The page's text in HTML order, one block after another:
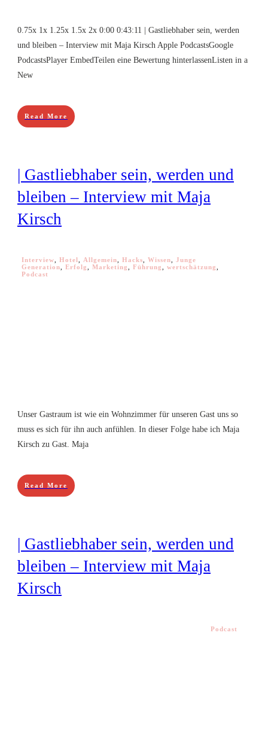
0.75x 1x 1.25x 1.5x 2x 0:00 0:43:11 | Gastliebhaber sein, werden
und bleiben – Interview mit Maja Kirsch Apple PodcastsGoogle
PodcastsPlayer EmbedTeilen eine Bewertung hinterlassenListen in a
New
Read More
| Gastliebhaber sein, werden und
bleiben – Interview mit Maja
Kirsch
Interview Hotel Allgemein Hacks Wissen
Junge
Generation
Erfolg Marketing Führung wertschätzung
Podcast
Unser Gastraum ist wie ein Wohnzimmer für unseren Gast uns so
muss es sich für ihn auch anfühlen. In dieser Folge habe ich Maja
Kirsch zu Gast. Maja
Read More
| Gastliebhaber sein, werden und
bleiben – Interview mit Maja
Kirsch
Podcast